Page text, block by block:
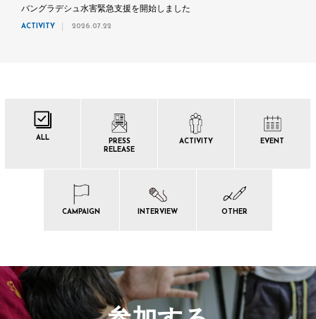
バングラデシュ水害緊急支援を開始しました
ACTIVITY 2026.07.22
ALL
PRESS
RELEASE
ACTIVITY EVENT
CAMPAIGN INTERVIEW OTHER